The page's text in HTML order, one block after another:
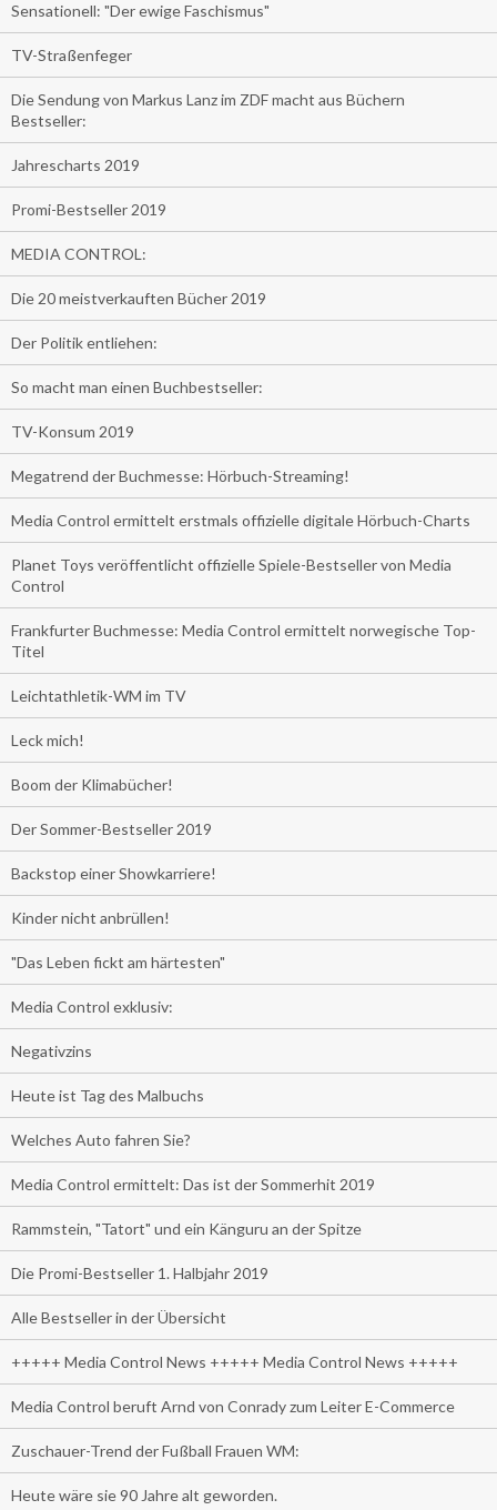
Sensationell: "Der ewige Faschismus"
TV-Straßenfeger
Die Sendung von Markus Lanz im ZDF macht aus Büchern
Bestseller:
Jahrescharts 2019
Promi-Bestseller 2019
MEDIA CONTROL:
Die 20 meistverkauften Bücher 2019
Der Politik entliehen:
So macht man einen Buchbestseller:
TV-Konsum 2019
Megatrend der Buchmesse: Hörbuch-Streaming!
Media Control ermittelt erstmals offizielle digitale Hörbuch-Charts
Planet Toys veröffentlicht offizielle Spiele-Bestseller von Media
Control
Frankfurter Buchmesse: Media Control ermittelt norwegische Top-
Titel
Leichtathletik-WM im TV
Leck mich!
Boom der Klimabücher!
Der Sommer-Bestseller 2019
Backstop einer Showkarriere!
Kinder nicht anbrüllen!
"Das Leben fickt am härtesten"
Media Control exklusiv:
Negativzins
Heute ist Tag des Malbuchs
Welches Auto fahren Sie?
Media Control ermittelt: Das ist der Sommerhit 2019
Rammstein, "Tatort" und ein Känguru an der Spitze
Die Promi-Bestseller 1. Halbjahr 2019
Alle Bestseller in der Übersicht
+++++ Media Control News +++++ Media Control News +++++
Media Control beruft Arnd von Conrady zum Leiter E-Commerce
Zuschauer-Trend der Fußball Frauen WM:
Heute wäre sie 90 Jahre alt geworden.